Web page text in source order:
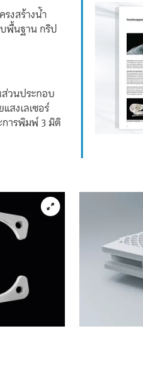
งสร้างน้ำ
พื้นฐาน กริป
ส่วนประกอบ
สงเลเซอร์
ารพิมพ์ 3 มิติ